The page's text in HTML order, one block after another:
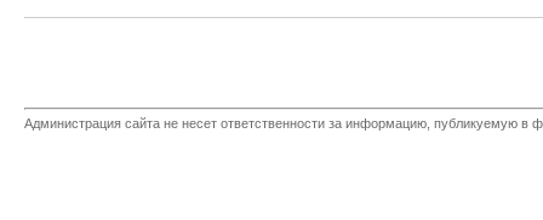
Администрация сайта не несет ответственности за информацию, публикуемую